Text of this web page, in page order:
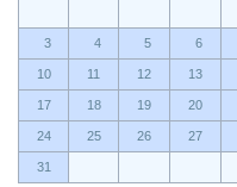
3 4 5 6
10 11 12 13
17 18 19 20
24 25 26 27
31